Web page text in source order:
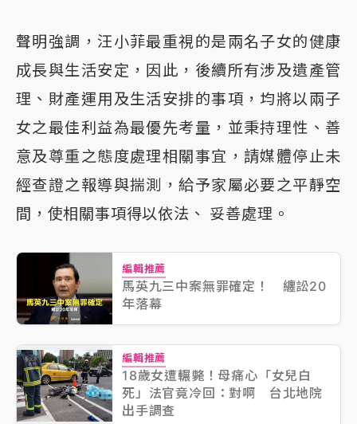
聲明強調，汪小菲最重視的是兩名子女的健康
成長與生活安定，因此，後續所有涉及遺產管
理、財產運用及生活安排的事項，均將以兩子
女之最佳利益為最優先考量，並秉持理性、善
意及尊重之態度處理相關事宜，請媒體停止未
經查證之報導與揣測，給予家屬必要之平靜空
間，使相關事項得以依法、 妥善處理。
編輯推薦
馬英九三中案無罪確定！ 纏訟20
年落幕
編輯推薦
18歲女遭輾斃！母痛心「女兒白
死」法官竟冷回：對啊 台北地院
出手調查